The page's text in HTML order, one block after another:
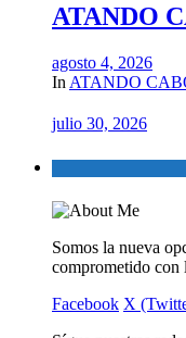
ATANDO
agosto 4, 2026
In ATANDO
julio 30, 2026
Somos la nueva
comprometido con
Facebook X